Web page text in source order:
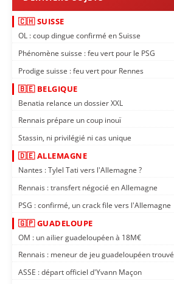
🇨🇭 SUISSE
OL : coup dingue confirmé en Suisse
Phénomène suisse : feu vert pour le PSG
Prodige suisse : feu vert pour Rennes
🇧🇪 BELGIQUE
Benatia relance un dossier XXL
Rennais prépare un coup inouï
Stassin, ni privilégié ni cas unique
🇩🇪 ALLEMAGNE
Nantes : Tylel Tati vers l'Allemagne ?
Rennais : transfert négocié en Allemagne
PSG : confirmé, un crack file vers l'Allemagne
🇬🇵 GUADELOUPE
OM : un ailier guadeloupéen à 18M€
Rennais : meneur de jeu guadeloupéen trouvé
ASSE : départ officiel d'Yvann Maçon